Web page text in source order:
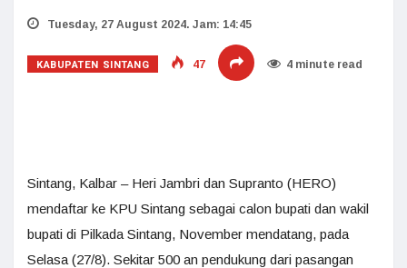
Tuesday, 27 August 2024. Jam: 14:45
KABUPATEN SINTANG 47 4 minute read
Sintang, Kalbar – Heri Jambri dan Supranto (HERO)
mendaftar ke KPU Sintang sebagai calon bupati dan wakil
bupati di Pilkada Sintang, November mendatang, pada
Selasa (27/8). Sekitar 500 an pendukung dari pasangan